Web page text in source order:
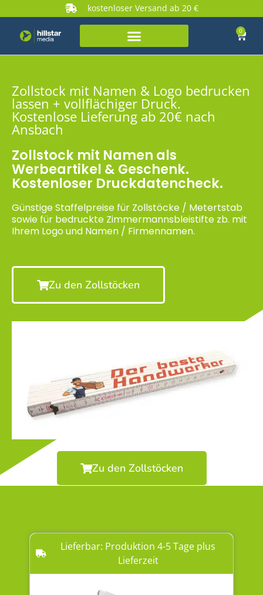
kostenloser Versand ab 20 €
0
Zollstock mit Namen & Logo bedrucken
lassen + vollflächiger Druck.
Kostenlose Lieferung ab 20€ nach
Ansbach
Zollstock mit Namen als
Werbeartikel & Geschenk.
Kostenloser Druckdatencheck.
Günstige Staffelpreise für Zollstöcke / Metertstab
sowie für bedruckte Zimmermannsbleistifte zb. mit
Ihrem Logo und Namen / Firmennamen.
Zu den Zollstöcken
Zu den Zollstöcken
Lieferbar: Produktion 4-5 Tage plus
Lieferzeit